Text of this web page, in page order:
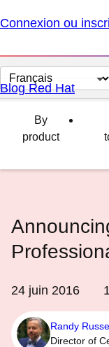
Connexion ou
Changer
la
langue
Blog Red Hat
By
product
24 juin 2016
Randy
Director of